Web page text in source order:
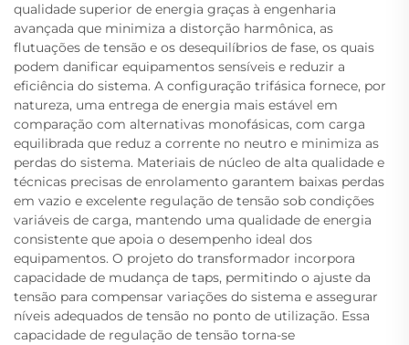
qualidade superior de energia graças à engenharia
avançada que minimiza a distorção harmônica, as
flutuações de tensão e os desequilíbrios de fase, os quais
podem danificar equipamentos sensíveis e reduzir a
eficiência do sistema. A configuração trifásica fornece, por
natureza, uma entrega de energia mais estável em
comparação com alternativas monofásicas, com carga
equilibrada que reduz a corrente no neutro e minimiza as
perdas do sistema. Materiais de núcleo de alta qualidade e
técnicas precisas de enrolamento garantem baixas perdas
em vazio e excelente regulação de tensão sob condições
variáveis de carga, mantendo uma qualidade de energia
consistente que apoia o desempenho ideal dos
equipamentos. O projeto do transformador incorpora
capacidade de mudança de taps, permitindo o ajuste da
tensão para compensar variações do sistema e assegurar
níveis adequados de tensão no ponto de utilização. Essa
capacidade de regulação de tensão torna-se